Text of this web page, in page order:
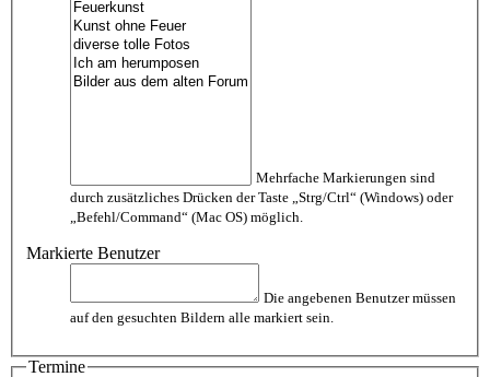
Mehrfache Markierungen sind
durch zusätzliches Drücken der Taste „Strg/Ctrl“ (Windows) oder
„Befehl/Command“ (Mac OS) möglich.
Markierte Benutzer
Die angebenen Benutzer müssen
auf den gesuchten Bildern alle markiert sein.
Termine